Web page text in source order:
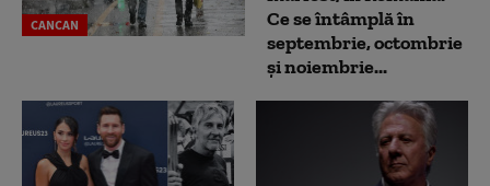
CANCAN
Ce se întâmplă în
septembrie, octombrie
și noiembrie...